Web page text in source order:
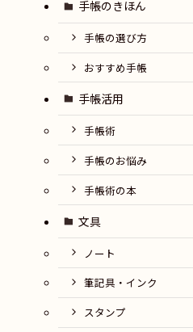
手帳のきほん
手帳の選び方
おすすめ手帳
手帳活用
手帳術
手帳のお悩み
手帳術の本
文具
ノート
筆記具・インク
スタンプ